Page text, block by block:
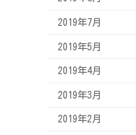
2019年7月
2019年5月
2019年4月
2019年3月
2019年2月